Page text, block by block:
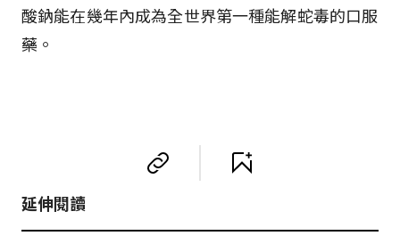
酸鈉能在幾年內成為全世界第一種能解蛇毒的口服
藥。
延伸閱讀